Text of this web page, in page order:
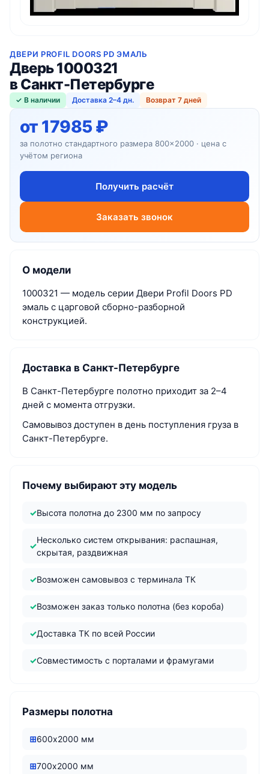
ДВЕРИ PROFIL DOORS PD ЭМАЛЬ
Дверь 1000321
в Санкт-Петербурге
✓ В наличии Доставка 2–4 дн. Возврат 7 дней
от 17985 ₽
за полотно стандартного размера 800×2000 · цена с
учётом региона
Получить расчёт
Заказать звонок
О модели
1000321 — модель серии Двери Profil Doors PD
эмаль с царговой сборно-разборной
конструкцией.
Доставка в Санкт-Петербурге
В Санкт-Петербурге полотно приходит за 2–4
дней с момента отгрузки.
Самовывоз доступен в день поступления груза в
Санкт-Петербурге.
Почему выбирают эту модель
Высота полотна до 2300 мм по запросу
Несколько систем открывания: распашная,
скрытая, раздвижная
Возможен самовывоз с терминала ТК
Возможен заказ только полотна (без короба)
Доставка ТК по всей России
Совместимость с порталами и фрамугами
Размеры полотна
600х2000 мм
700х2000 мм